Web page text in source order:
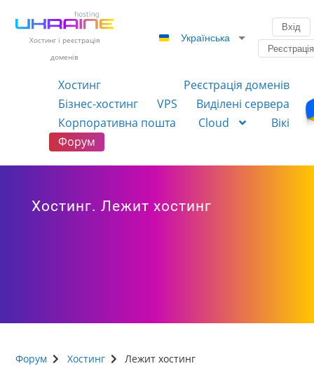
Хостинг і реєстрація
доменів
Українська
Вхід
Реєстрація
Хостинг
Реєстрація доменів
Бізнес-хостинг
VPS
Виділені сервера
Корпоративна пошта
Cloud
Вікі
Форум
Хостинг. Лежит хостинг
Форум Хостинг Лежит хостинг